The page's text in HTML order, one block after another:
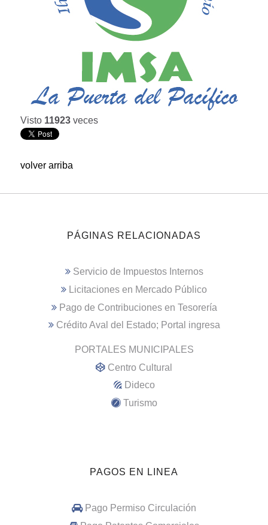
Visto 11923 veces
volver arriba
PÁGINAS RELACIONADAS
Servicio de Impuestos Internos
Licitaciones en Mercado Público
Pago de Contribuciones en Tesorería
Crédito Aval del Estado; Portal ingresa
PORTALES MUNICIPALES
Centro Cultural
Dideco
Turismo
PAGOS EN LINEA
Pago Permiso Circulación